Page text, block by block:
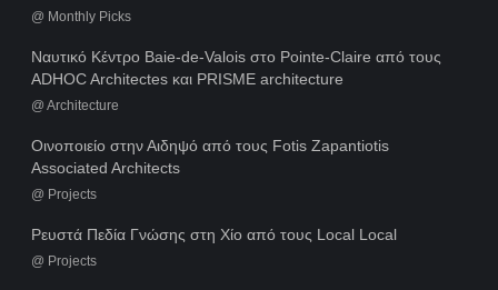
@ Monthly Picks
Ναυτικό Κέντρο Baie-de-Valois στο Pointe-Claire από τους
ADHOC Architectes και PRISME architecture
@ Architecture
Οινοποιείο στην Αιδηψό από τους Fotis Zapantiotis
Associated Architects
@ Projects
Ρευστά Πεδία Γνώσης στη Χίο από τους Local Local
@ Projects